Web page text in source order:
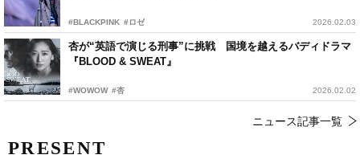
#BLACKPINK #ロゼ 2026.02.03
杏が“英語で演じる刑事”に挑戦 国境を越えるバディドラマ
『BLOOD & SWEAT』
#WOWOW #杏 2026.02.02
ニュース記事一覧
PRESENT